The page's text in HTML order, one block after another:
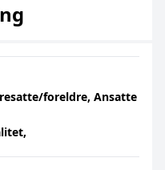
foreldre, Ansatte